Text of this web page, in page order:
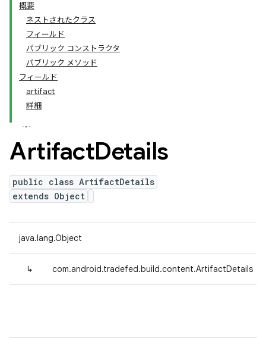
概要
ネストされたクラス
フィールド
パブリック コンストラクタ
パブリック メソッド
フィールド
artifact
詳細
ArtifactDetails
public class ArtifactDetails
extends Object
java.lang.Object
↳ com.android.tradefed.build.content.ArtifactDetails